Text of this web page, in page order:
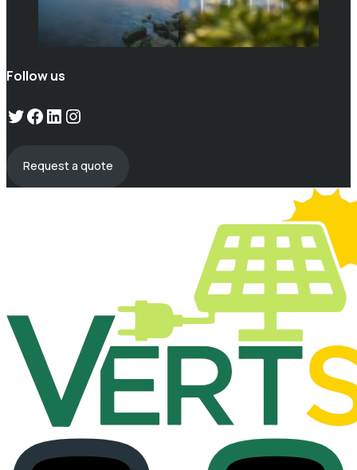
Follow us
Twitter
Facebook
LinkedIn
Instagram
Request a quote